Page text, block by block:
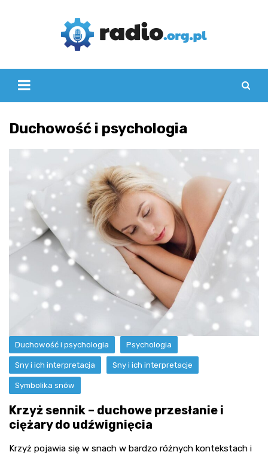
Duchowość i psychologia
Duchowość i psychologia Psychologia
Sny i ich interpretacja Sny i ich interpretacje
Symbolika snów
Krzyż sennik – duchowe przesłanie i
ciężary do udźwignięcia
Krzyż pojawia się w snach w bardzo różnych kontekstach i